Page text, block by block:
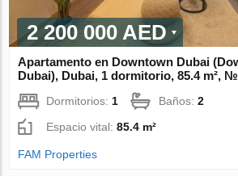
2 200 000 AED
Apartamento en Downtown Dubai
Dubai), Dubai, 1 dormitorio, 85.4 m²,
Dormitorios:1 Baños:2
Espacio vital:85.4 m²
FAM Properties